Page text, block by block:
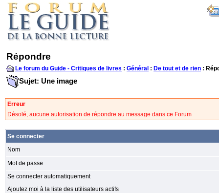
Répondre
Le forum du Guide - Critiques de livres : Général : De tout et de rien :
Sujet: Une image
Erreur
Désolé, aucune autorisation de répondre au message dans ce Forum
Se connecter
Nom
Mot de passe
Se connecter automatiquement
Ajoutez moi à la liste des utilisateurs actifs